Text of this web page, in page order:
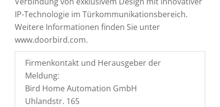
IP-Technologie im Türkommunikationsbereich.
Weitere Informationen finden Sie unter
www.doorbird.com.
Firmenkontakt und Herausgeber der
Meldung:
Bird Home Automation GmbH
Uhlandstr. 165